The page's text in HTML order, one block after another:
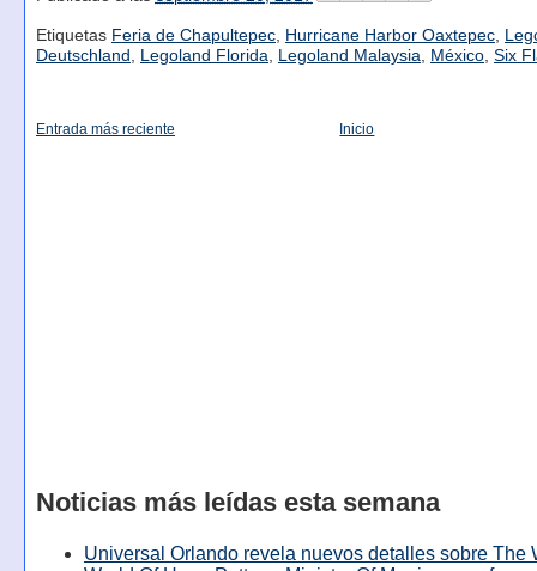
Etiquetas Feria de Chapultepec, Hurricane Harbor Oaxtepec,
Deutschland
Legoland Florida Legoland Malaysia México, Six
Entrada más reciente Inicio
Noticias más leídas esta semana
Universal Orlando revela nuevos detalles sobre The